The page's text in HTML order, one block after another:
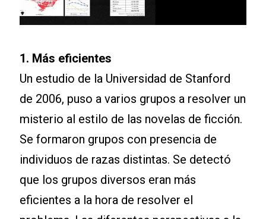
1. Más eficientes
Un estudio de la Universidad de Stanford
de 2006, puso a varios grupos a resolver un
misterio al estilo de las novelas de ficción.
Se formaron grupos con presencia de
individuos de razas distintas. Se detectó
que los grupos diversos eran más
eficientes a la hora de resolver el